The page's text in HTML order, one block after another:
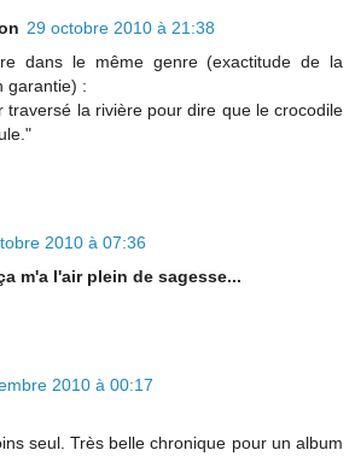
29 octobre 2010 à 21:38
dans le même genre (exactitude de la
garantie) :
traversé la rivière pour dire que le crocodile
2010 à 07:36
m'a l'air plein de sagesse...
2010 à 00:17
seul. Très belle chronique pour un album